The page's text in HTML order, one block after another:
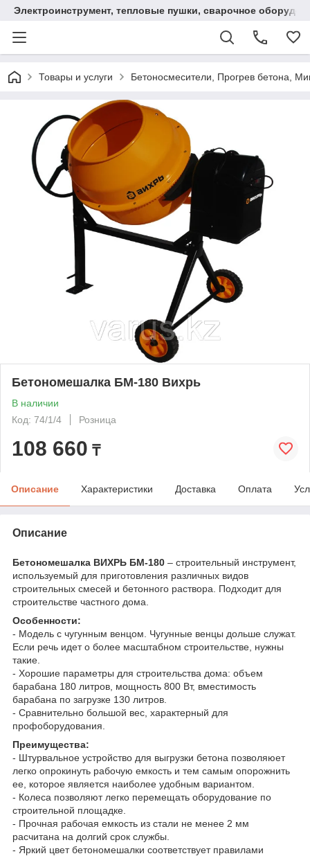
Электроинструмент, тепловые пушки, сварочное
Товары и услуги Бетоносмесители, Прогрев бетона,
Бетономешалка БМ-180 Вихрь
В наличии
Код: 74/1/4
Розница
108 660 ₸
Описание Характеристики Доставка Оплата
Описание
Бетономешалка ВИХРЬ БМ-180 – строительный инструмент,
используемый для приготовления различных видов
строительных смесей и бетонного раствора. Подходит для
строительстве частного дома.
Особенности:
- Модель с чугунным венцом. Чугунные венцы дольше служат.
Если речь идет о более масштабном строительстве, нужны
такие.
- Хорошие параметры для строительства дома: объем
барабана 180 литров, мощность 800 Вт, вместимость
барабана по загрузке 130 литров.
- Сравнительно большой вес, характерный для
профоборудования.
Преимущества:
- Штурвальное устройство для выгрузки бетона позволяюет
легко опрокинуть рабочую емкость и тем самым опорожнить
ее, которое является наиболее удобным вариантом.
- Колеса позволяют легко перемещать оборудование по
строительной площадке.
- Прочная рабочая емкость из стали не менее 2 мм
расчитана на долгий срок службы.
- Яркий цвет бетономешалки соответствует правилами